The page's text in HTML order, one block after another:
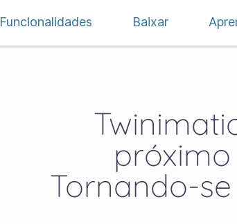
Funcionalidades
Baixar
Tornando-